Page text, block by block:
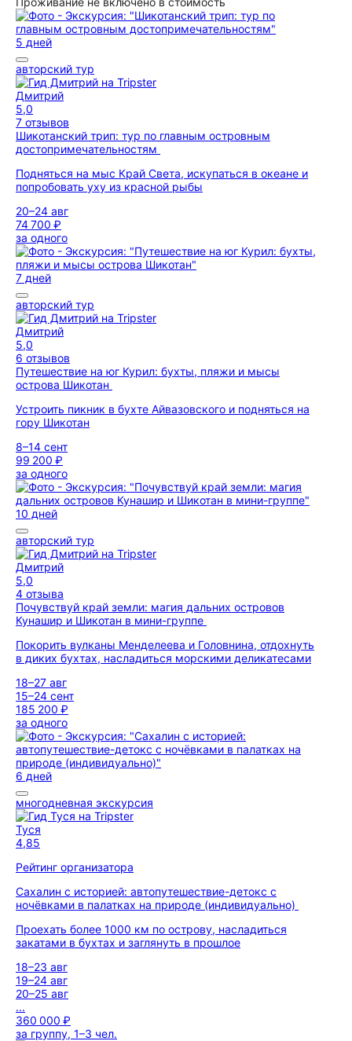
5 дней
авторский тур
Дмитрий
5,0
7 отзывов
Шикотанский трип: тур по главным островным
достопримечательностям
Подняться на мыс Край Света, искупаться в океане и
попробовать уху из красной рыбы
20–24 авг
74 700 ₽
за одного
7 дней
авторский тур
Дмитрий
5,0
6 отзывов
Путешествие на юг Курил: бухты, пляжи и мысы
острова Шикотан
Устроить пикник в бухте Айвазовского и подняться на
гору Шикотан
8–14 сент
99 200 ₽
за одного
10 дней
авторский тур
Дмитрий
5,0
4 отзыва
Почувствуй край земли: магия дальних островов
Кунашир и Шикотан в мини-группе
Покорить вулканы Менделеева и Головнина, отдохнуть
в диких бухтах, насладиться морскими деликатесами
18–27 авг
15–24 сент
185 200 ₽
за одного
6 дней
многодневная экскурсия
Туся
4,85
Рейтинг организатора
Сахалин с историей: автопутешествие-детокс с
ночёвками в палатках на природе (индивидуально)
Проехать более 1000 км по острову, насладиться
закатами в бухтах и заглянуть в прошлое
18–23 авг
19–24 авг
20–25 авг
...
360 000 ₽
за группу, 1–3 чел.